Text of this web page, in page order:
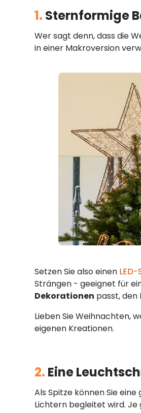
1. Sternformige
Wer sagt denn, dass die
in einer Makroversion
Setzen Sie also einen
Strängen - geeignet für
Dekorationen passt,
Lieben Sie Weihnachten,
eigenen Kreationen.
2. Eine
Als Spitze können Sie
Lichtern begleitet wird.